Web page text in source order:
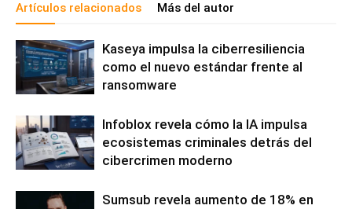
Artículos relacionados Más del autor
Kaseya impulsa la ciberresiliencia
como el nuevo estándar frente al
ransomware
Infoblox revela cómo la IA impulsa
ecosistemas criminales detrás del
cibercrimen moderno
Sumsub revela aumento de 18% en